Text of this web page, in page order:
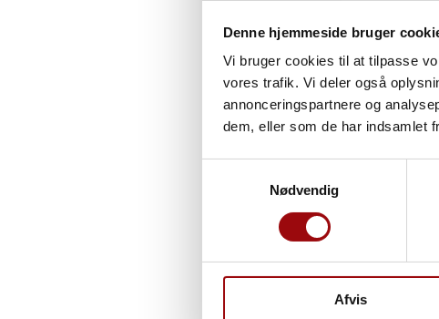
Denne hjemmeside bruger
Vi bruger cookies til at tilpasse
vores trafik. Vi deler også
annonceringspartnere og
dem, eller som de har indsamlet
Nødvendig
Afvis